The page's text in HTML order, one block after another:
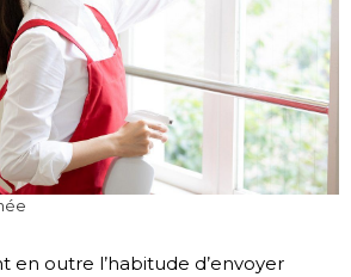
en outre l’habitude d’envoyer